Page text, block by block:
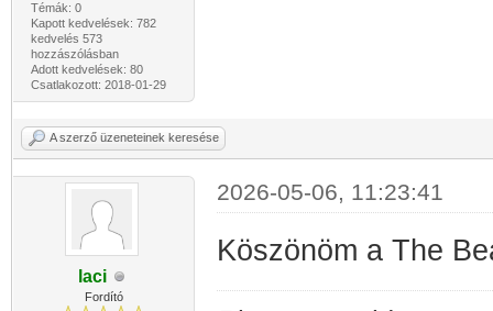
Témák: 0
Kapott kedvelések: 782
kedvelés 573
hozzászólásban
Adott kedvelések: 80
Csatlakozott: 2018-01-29
A szerző üzeneteinek keresése
laci
Fordító
2026-05-06, 11:23:41
Köszönöm a The